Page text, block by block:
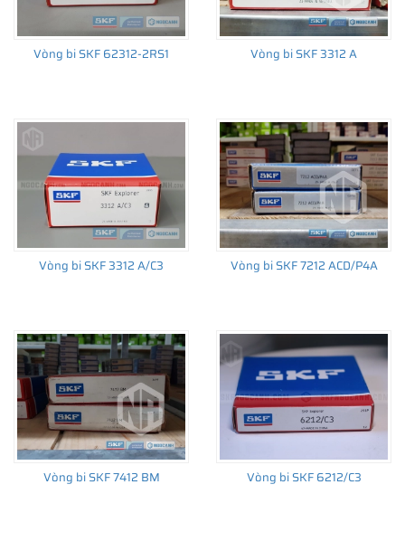
Vòng bi SKF chính hãng, Những lưu ý cơ bản trước khi mua hàng
• Xuất xứ vòng bi SKF chính hãng ở đâu?
Chất lượng vòng bi SKF chính hãng
Vòng bi SKF 62312-2RS1 Vòng bi SKF 3312 A
Vòng bi SKF 3312 A/C3 Vòng bi SKF 7212 ACD/P4A
Vòng bi SKF 7412 BM Vòng bi SKF 6212/C3